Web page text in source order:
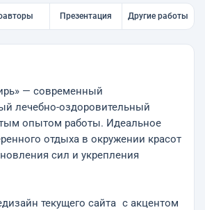
Презентация Другие работы
— современный
лечебно-оздоровительный
опытом работы. Идеальное
отдыха в окружении красот
сил и укрепления
текущего сайта с акцентом